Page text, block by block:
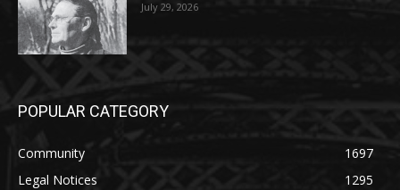
July 29, 2026
POPULAR CATEGORY
Community
1697
Legal Notices
1295